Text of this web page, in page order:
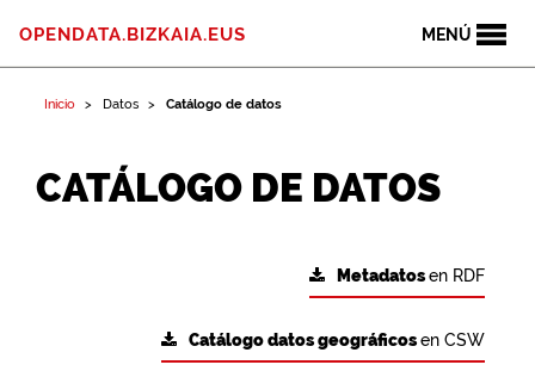
MENÚ
OPENDATA.BIZKAIA.EUS
Inicio Datos Catálogo de datos
CATÁLOGO DE DATOS
Metadatosen RDF
Catálogo datos geográficosen CSW